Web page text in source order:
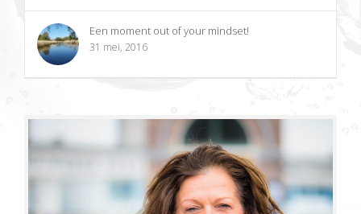
Een moment out of your mindset!
31 mei, 2016